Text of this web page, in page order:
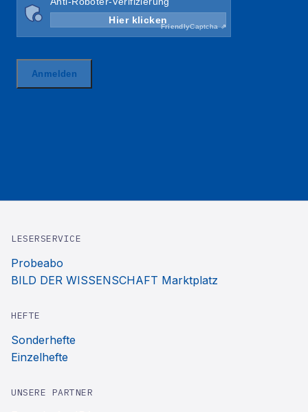
LESERSERVICE
Probeabo
BILD DER WISSENSCHAFT Marktplatz
HEFTE
Sonderhefte
Einzelhefte
UNSERE PARTNER